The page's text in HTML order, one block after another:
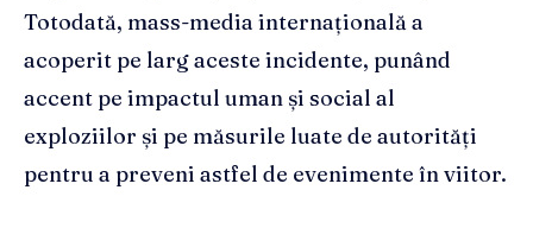
Totodată, mass-media internațională a
acoperit pe larg aceste incidente, punând
accent pe impactul uman și social al
exploziilor și pe măsurile luate de autorități
pentru a preveni astfel de evenimente în viitor.